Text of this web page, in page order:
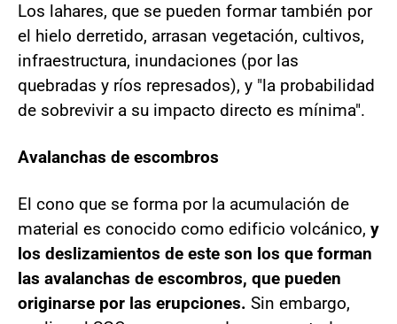
Los lahares, que se pueden formar también por
el hielo derretido, arrasan vegetación, cultivos,
infraestructura, inundaciones (por las
quebradas y ríos represados), y "la probabilidad
de sobrevivir a su impacto directo es mínima".
Avalanchas de escombros
El cono que se forma por la acumulación de
material es conocido como edificio volcánico, y
los deslizamientos de este son los que forman
las avalanchas de escombros, que pueden
originarse por las erupciones. Sin embargo,